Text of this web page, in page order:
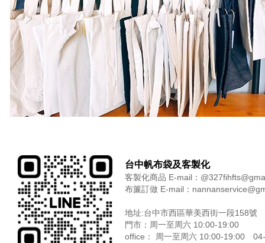
台中帆布袋及客製化
客製化商品 E-mail：
布簾訂做 E-mail：
地址:台中市西區華美西街一段158號
門市：周一至周六 10:00-19:00
office： 周一至周六 10:00-19:00